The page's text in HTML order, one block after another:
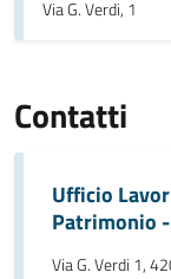
Via G. Verdi, 1
Contatti
Ufficio
Patrimonio
Via G. Verdi 1,